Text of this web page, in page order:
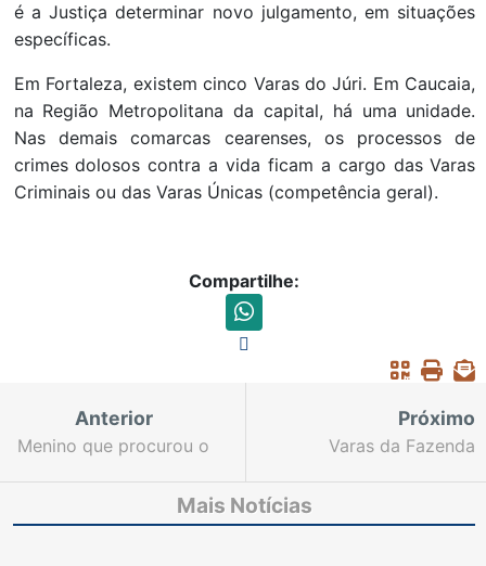
é a Justiça determinar novo julgamento, em situações
específicas.
Em Fortaleza, existem cinco Varas do Júri. Em Caucaia,
na Região Metropolitana da capital, há uma unidade.
Nas demais comarcas cearenses, os processos de
crimes dolosos contra a vida ficam a cargo das Varas
Criminais ou das Varas Únicas (competência geral).
Compartilhe:
Anterior
Menino que procurou o
certidão de nascimento
recebe juíza e participa
Próximo
Varas da Fazenda
recebem auxílio do NQI
do TJCE para
Mais Notícias